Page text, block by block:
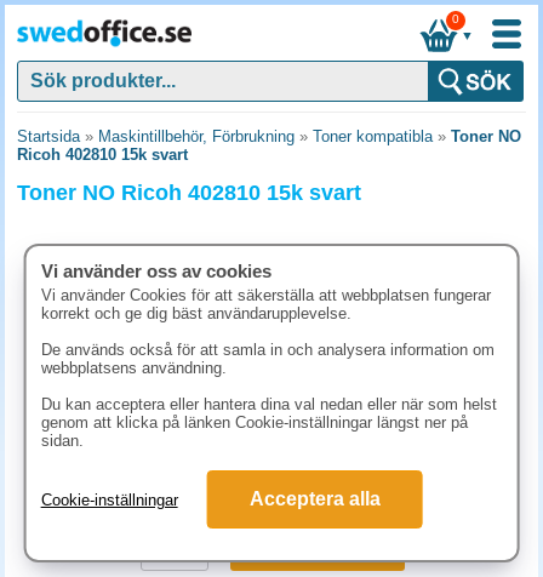
▼
0
Startsida» Maskintillbehör, Förbrukning » Toner kompatibla» Toner NO
Ricoh 402810 15k svart
Toner NO Ricoh 402810 15k svart
2563.80 kr (inkl. moms)
Vi använder oss av cookies
Vi använder Cookies för att säkerställa att webbplatsen fungerar
korrekt och ge dig bäst användarupplevelse.
De används också för att samla in och analysera information om
webbplatsens användning.
Du kan acceptera eller hantera dina val nedan eller när som helst
genom att klicka på länken Cookie-inställningar längst ner på
sidan.
Cookie-inställningar Acceptera alla